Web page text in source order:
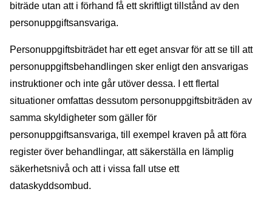
biträde utan att i förhand få ett skriftligt tillstånd av den
personuppgiftsansvariga.
Personuppgiftsbiträdet har ett eget ansvar för att se till att
personuppgiftsbehandlingen sker enligt den ansvarigas
instruktioner och inte går utöver dessa. I ett flertal
situationer omfattas dessutom personuppgiftsbiträden av
samma skyldigheter som gäller för
personuppgiftsansvariga, till exempel kraven på att föra
register över behandlingar, att säkerställa en lämplig
säkerhetsnivå och att i vissa fall utse ett
dataskyddsombud.